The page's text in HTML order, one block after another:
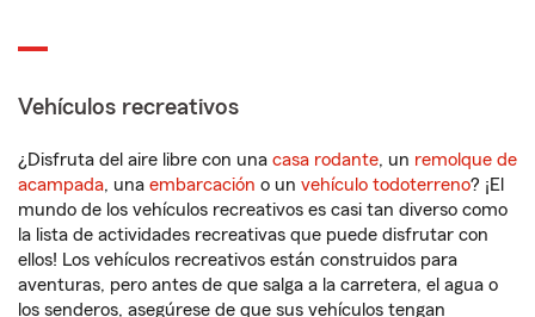
Vehículos recreativos
¿Disfruta del aire libre con una casa rodante, un remolque de
acampada, una embarcación o un vehículo todoterreno? ¡El
mundo de los vehículos recreativos es casi tan diverso como
la lista de actividades recreativas que puede disfrutar con
ellos! Los vehículos recreativos están construidos para
aventuras, pero antes de que salga a la carretera, el agua o
los senderos, asegúrese de que sus vehículos tengan